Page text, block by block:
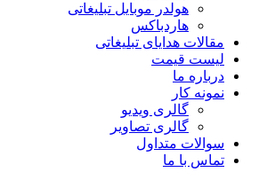
هولدر موبایل تبلیغاتی
هاردباکس
مقالات هدایای تبلیغاتی
لیست قیمت
درباره ما
نمونه کار
گالری ویدیو
گالری تصاویر
سوالات متداول
تماس با ما